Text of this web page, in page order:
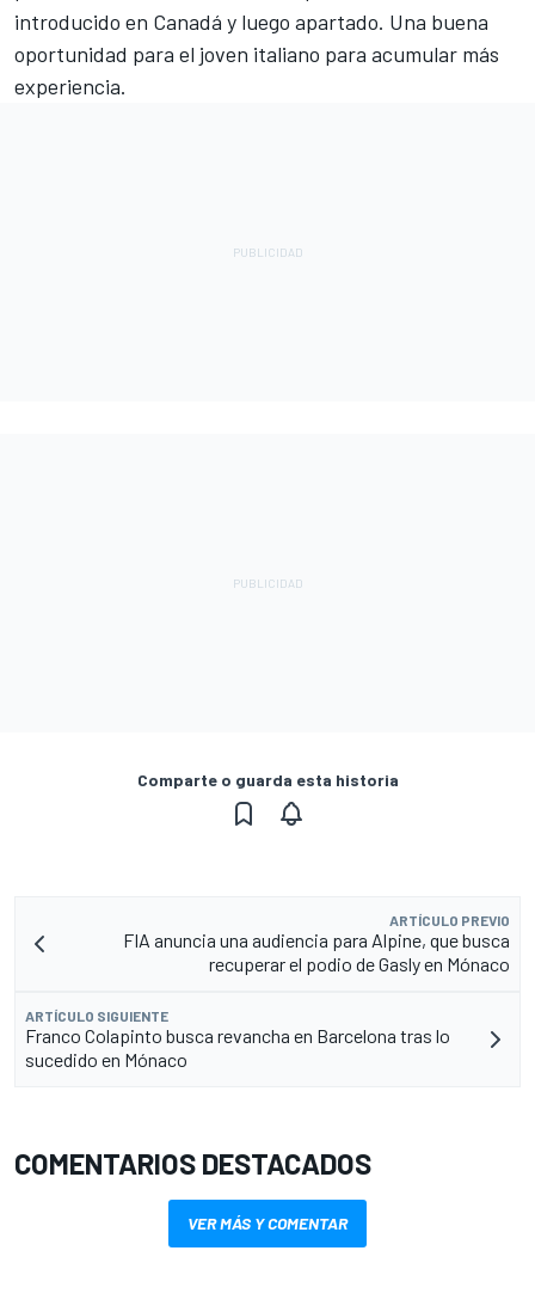
introducido en Canadá y luego apartado. Una buena
oportunidad para el joven italiano para acumular más
experiencia.
Comparte o guarda esta historia
ARTÍCULO PREVIO
FIA anuncia una audiencia para Alpine, que busca
recuperar el podio de Gasly en Mónaco
ARTÍCULO SIGUIENTE
Franco Colapinto busca revancha en Barcelona tras lo
sucedido en Mónaco
COMENTARIOS DESTACADOS
VER MÁS Y COMENTAR